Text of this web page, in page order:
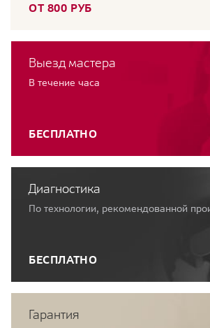
ОТ 800 РУБ
Выезд мастера
В течение часа
БЕСПЛАТНО
Диагностика
По технологии, рекомендованной
БЕСПЛАТНО
Гарантия